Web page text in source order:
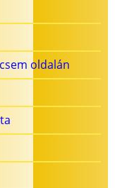
oldalán